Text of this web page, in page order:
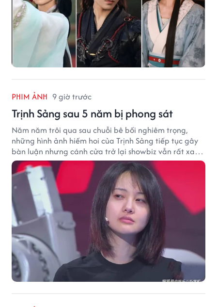
PHIM ẢNH 9 giờ trước
Trịnh Sảng sau 5 năm bị phong sát
Năm năm trôi qua sau chuỗi bê bối nghiêm trọng,
những hình ảnh hiếm hoi của Trịnh Sảng tiếp tục gây
bàn luận nhưng cánh cửa trở lại showbiz vẫn rất xa
vời.